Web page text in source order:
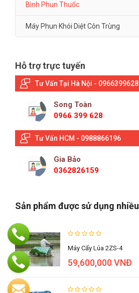
Bình Phun Thuốc
Máy Phun Khói Diệt Côn Trùng
Hỗ trợ trực tuyến
Tư Vấn Tại Hà Nội - 0966399628
Song Toàn
0966 399 628
Tư Vấn HCM - 0988866196
Gia Bảo
0362826159
Sản phẩm được sử dụng nhiều
Máy Cấy Lúa 2ZS-4
59,600,000 VNĐ